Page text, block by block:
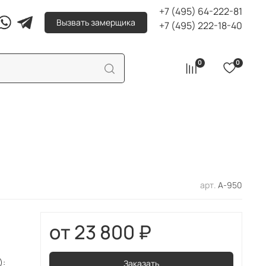
Вызвать замерщика
+7 (495) 64-222-81
+7 (495) 222-18-40
0 0
арт. А-950
23 800 ₽
Заказать